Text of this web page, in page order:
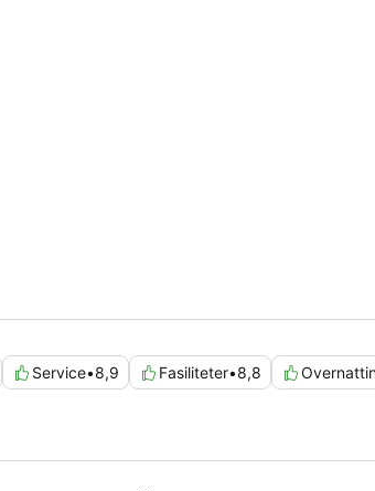
Service•8,9 Fasiliteter•8,8